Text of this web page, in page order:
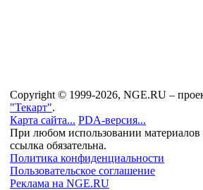
Copyright © 1999-2026, NGE.RU –
"Текарт".
Карта сайта... PDA-версия...
При любом использовании
ссылка обязательна.
Политика конфиденциальности
Пользовательское соглашение
Реклама на NGE.RU